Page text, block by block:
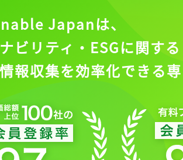
Japanは、
ビリティ・ESGに関する
報収集を効率化できる